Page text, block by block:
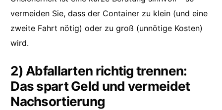
vermeiden Sie, dass der Container zu klein (und eine
zweite Fahrt nötig) oder zu groß (unnötige Kosten)
wird.
2) Abfallarten richtig trennen:
Das spart Geld und vermeidet
Nachsortierung